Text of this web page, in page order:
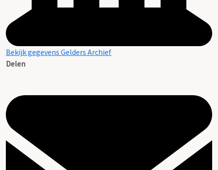
Bekijk gegevens Gelders Archief
Delen